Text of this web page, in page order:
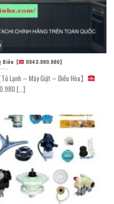
Biên【 0943.980.980】
Lạnh – Máy Giặt – Điều Hòa】
[...]